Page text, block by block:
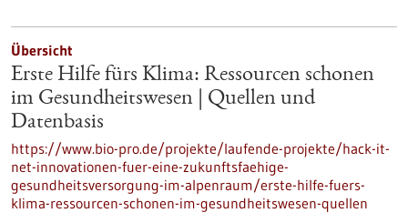
Übersicht
Erste Hilfe fürs Klima: Ressourcen schonen
im Gesundheitswesen | Quellen und
Datenbasis
https://www.bio-pro.de/projekte/laufende-projekte/hack-it-
net-innovationen-fuer-eine-zukunftsfaehige-
gesundheitsversorgung-im-alpenraum/erste-hilfe-fuers-
klima-ressourcen-schonen-im-gesundheitswesen-quellen